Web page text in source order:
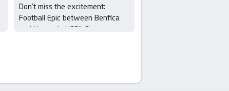
Don’t miss the excitement:
Football Epic between Benfica
and Hearts in UEFA Europa